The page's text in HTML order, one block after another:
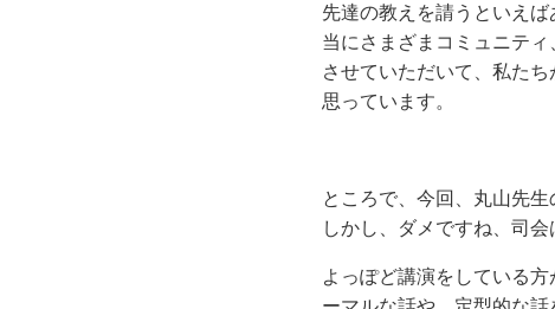
先達の教えを請うといえ
当にさまざまコミュニテ
させていただいて、私た
思っています。
ところで、今回、丸山先
しかし、ダメですね、司会
よっぽど講演をしている